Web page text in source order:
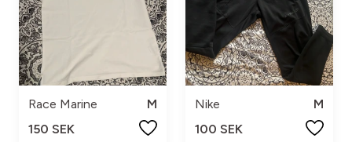
Race Marine
M
150 SEK
Nike
M
100 SEK